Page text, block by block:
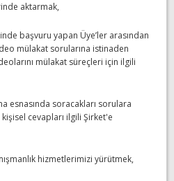
aktarmak,
başvuru yapan Üye’ler arasından
mülakat sorularına istinaden
mülakat süreçleri için ilgili
esnasında soracakları sorulara
cevapları ilgili Şirket'e
hizmetlerimizi yürütmek,